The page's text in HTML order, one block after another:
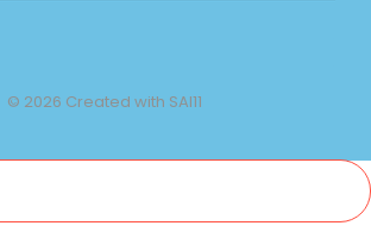
© 2026 Created with SAI11